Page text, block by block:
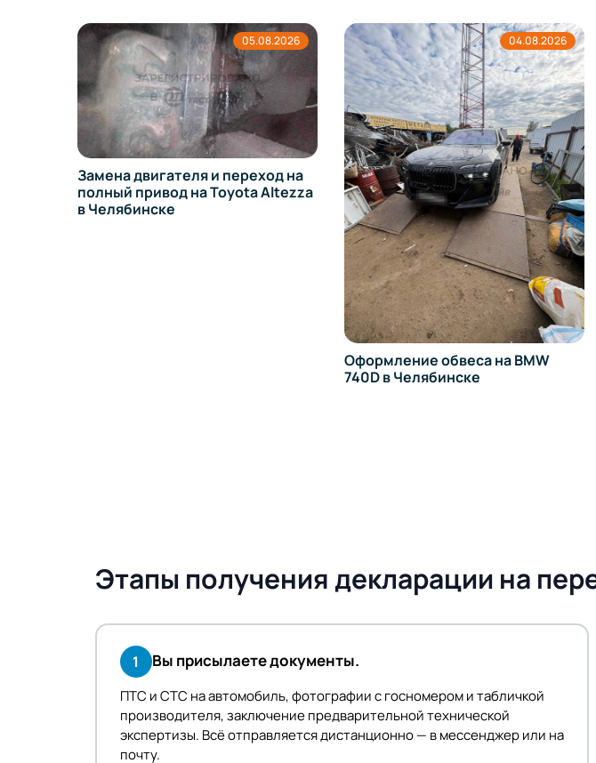
05.08.2026
Замена двигателя и переход на
полный привод на Toyota Altezza
в Челябинске
04.08.2026
Оформление обвеса на BMW
740D в Челябинске
Этапы получения декларации на
1 Вы присылаете документы.
ПТС и СТС на автомобиль, фотографии с госномером и табличкой
производителя, заключение предварительной технической
экспертизы. Всё отправляется дистанционно — в мессенджер или на
почту.